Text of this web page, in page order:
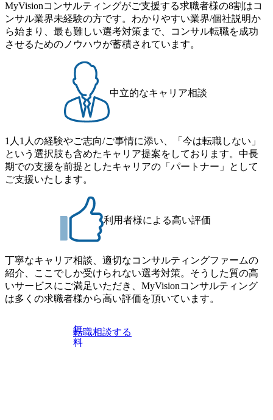
パス フレームワークデザイ
本部(社員250名+協力会社
員250名)配下の部門に配属
なります。 各部門には、
、PL、SE、PG、スペシャ
担う役割の他 主任、係長、
長、部長、事業部長といっ
ラインマネジメントの職責
ございます。 一人ひとりの
要望とご経験に応じたキャ
アマップの作成が可能とな
いった様な1本道ではあり
せん。大きく分けて3つの
スがあります。 1プロジェ
トマネージャーとして、メ
バーやプロジェクトを束
を持つ役割 2スペシャリス
として高度な業務知識や技
知識を有し、新規技術の研
や導入、レベルの高い仕様
や設計書を書ける技術者と
トとして、組織管理・運営
らびに売上・利益に責任を
つ役割 ・一人ひとりのご要
とご経験に応じたキャリア
ップの作成が可能となって
システムで築いた実績と
評価、信頼を強みとし、
新たにWEB系のBtoCモデ
のビジネスが加わったこ
より組織強化され、さら
相談可能です(自社開発、
ど変わらない環境で仕事
えます。 キャリアパス デジ
タルインテグレーション
(社員600名+協力会社社
係長、課長、部長、事業
たキャリアマップの作成
能となっています。
MyVisionコンサルティングがご支援する求職者様の8割はコ
ンサル業界未経験の方です。わかりやすい業界/個社説明か
ら始まり、最も難しい選考対策まで、コンサル転職を成功
させるためのノウハウが蓄積されています。
中立的なキャリア相談
1人1人の経験やご志向/ご事情に添い、「今は転職しない」
という選択肢も含めたキャリア提案をしております。中長
期での支援を前提としたキャリアの「パートナー」として
ご支援いたします。
利用者様による高い評価
丁寧なキャリア相談、適切なコンサルティングファームの
紹介、ここでしか受けられない選考対策。そうした質の高
いサービスにご満足いただき、MyVisionコンサルティング
は多くの求職者様から高い評価を頂いています。
無
料
転職相談する